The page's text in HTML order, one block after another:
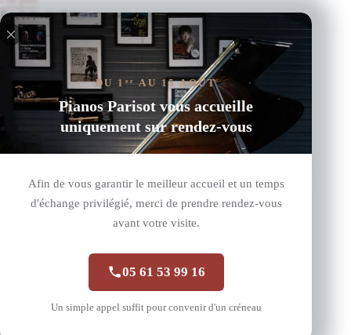
DU 1 er AU 15 AOÛT
Pianos Parisot vous accueille
uniquement sur rendez-vous
Afin de vous garantir le meilleur accueil et un temps
d'échange privilégié, merci de prendre rendez-vous
avant votre visite.
05 61 53 99 16
Un simple appel suffit pour convenir d'un créneau
Produits similaires